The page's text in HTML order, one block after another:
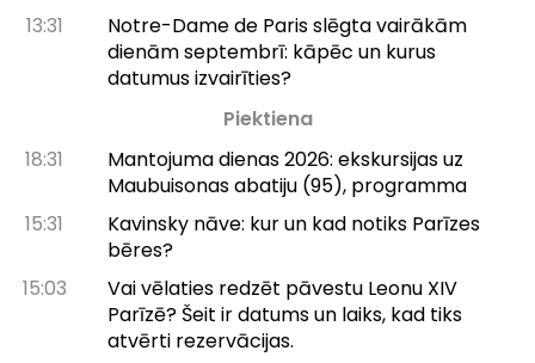
13:31
Notre-Dame de Paris slēgta vairākām
dienām septembrī: kāpēc un kurus
datumus izvairīties?
Piektiena
18:31
Mantojuma dienas 2026: ekskursijas uz
Maubuisonas abatiju (95), programma
15:31
Kavinsky nāve: kur un kad notiks Parīzes
bēres?
15:03
Vai vēlaties redzēt pāvestu Leonu XIV
Parīzē? Šeit ir datums un laiks, kad tiks
atvērti rezervācijas.